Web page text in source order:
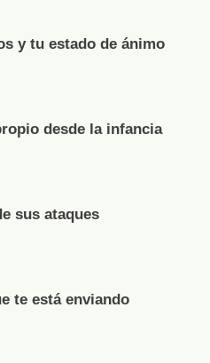
y tu estado de ánimo
desde la infancia
sus ataques
te está enviando